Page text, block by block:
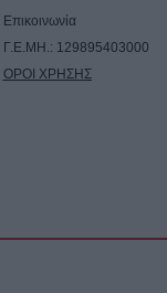
860 τμήματα
Επικοινωνία
Γ.Ε.ΜΗ.: 129895403000
ΟΡΟΙ ΧΡΗΣΗΣ